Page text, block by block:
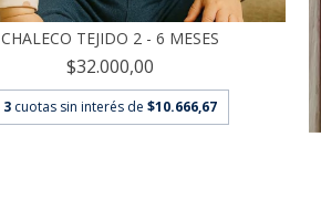
CHALECO TEJIDO 2 - 6 MESES
$32.000,00
3 cuotas sin interés de$10.666,67